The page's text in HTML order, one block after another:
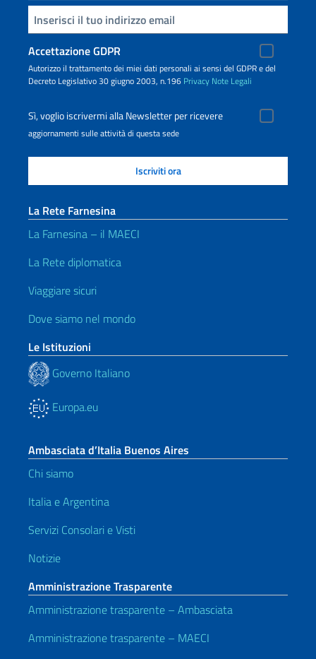
Inserisci la tua email
Accettazione GDPR
Autorizzo il trattamento dei miei dati personali ai sensi del GDPR e del
Decreto Legislativo 30 giugno 2003, n.196 Privacy Note Legali
Sì, voglio iscrivermi alla Newsletter per ricevere
aggiornamenti sulle attività di questa sede
La Rete Farnesina
La Farnesina – il MAECI
La Rete diplomatica
Viaggiare sicuri
Dove siamo nel mondo
Le Istituzioni
Governo Italiano
Europa.eu
Ambasciata d’Italia Buenos Aires
Chi siamo
Italia e Argentina
Servizi Consolari e Visti
Notizie
Amministrazione Trasparente
Amministrazione trasparente – Ambasciata
Amministrazione trasparente – MAECI